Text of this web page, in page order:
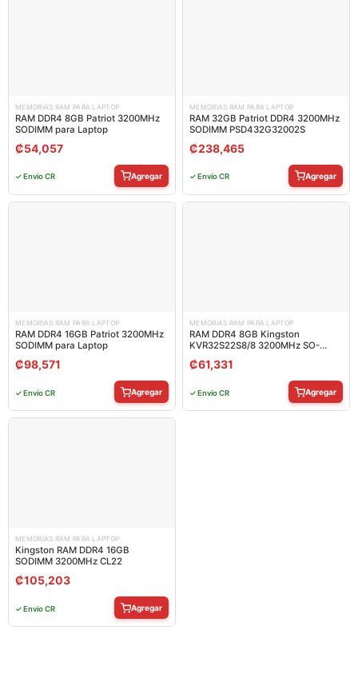
MEMORIAS RAM PARA LAPTOP
RAM DDR4 8GB Patriot 3200MHz
SODIMM para Laptop
₡54,057
✓ Envío CR Agregar
MEMORIAS RAM PARA LAPTOP
RAM 32GB Patriot DDR4 3200MHz
SODIMM PSD432G32002S
₡238,465
✓ Envío CR Agregar
MEMORIAS RAM PARA LAPTOP
RAM DDR4 16GB Patriot 3200MHz
SODIMM para Laptop
₡98,571
✓ Envío CR Agregar
MEMORIAS RAM PARA LAPTOP
RAM DDR4 8GB Kingston
KVR32S22S8/8 3200MHz SO-
DIMM
₡61,331
✓ Envío CR Agregar
MEMORIAS RAM PARA LAPTOP
Kingston RAM DDR4 16GB
SODIMM 3200MHz CL22
₡105,203
✓ Envío CR Agregar